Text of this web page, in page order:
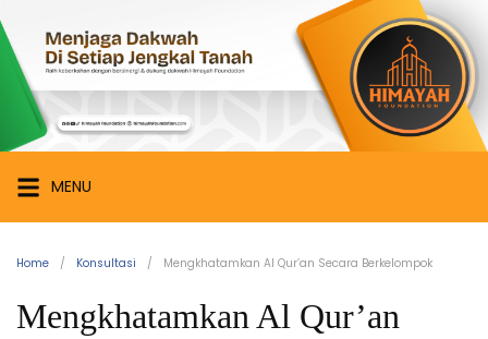
to
content
Himayah
Foundation
Menjaga
Dakwah
di
Setiap
Jengkal
MENU
Home Konsultasi Mengkhatamkan Al Qur’an Secara Berkelompok
Mengkhatamkan Al Qur’an